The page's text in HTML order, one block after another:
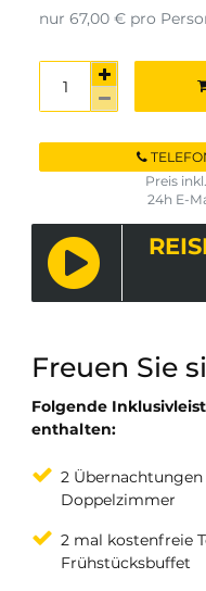
Freuen Sie
Folgende
enthalten:
2
Doppelzimmer
2 mal kostenfreie
Frühstücksbuffet
nur 67,00 € pro
Preis
24h E-